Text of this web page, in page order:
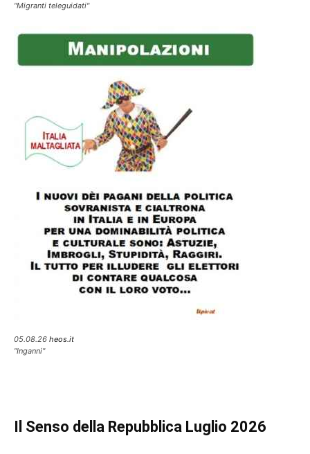
"Migranti teleguidati"
05.08.26 heos.it
"Inganni"
Il Senso della Repubblica Luglio 2026